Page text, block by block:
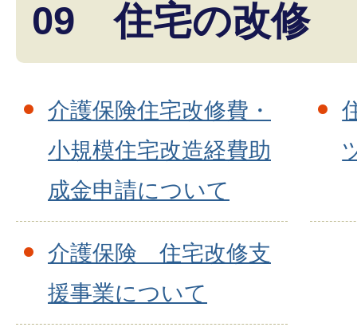
09 住宅の改修
介護保険住宅改修費・
小規模住宅改造経費助
成金申請について
介護保険 住宅改修支
援事業について